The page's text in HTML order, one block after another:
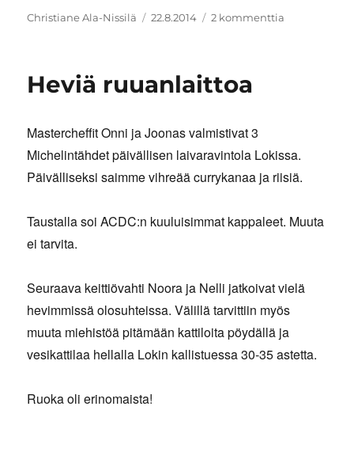
Kirjoittaja
Christiane Ala-Nissilä Julkaistu
22.8.2014 2 kommenttia
Heviä ruuanlaittoa
Mastercheffit Onni ja Joonas valmistivat 3
Michelintähdet päivällisen laivaravintola Lokissa.
Päivälliseksi saimme vihreää currykanaa ja riisiä.
Taustalla soi ACDC:n kuuluisimmat kappaleet. Muuta
ei tarvita.
Seuraava keittiövahti Noora ja Nelli jatkoivat vielä
hevimmissä olosuhteissa. Välillä tarvittiin myös
muuta miehistöä pitämään kattiloita pöydällä ja
vesikattilaa hellalla Lokin kallistuessa 30-35 astetta.
Ruoka oli erinomaista!